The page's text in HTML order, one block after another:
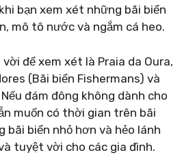
bạn xem xét những bãi biển
mô tô nước và ngắm cá heo.
để xem xét là Praia da Oura,
(Bãi biển Fishermans) và
đám đông không dành cho
muốn có thời gian trên bãi
bãi biển nhỏ hơn và hẻo lánh
tuyệt vời cho các gia đình.